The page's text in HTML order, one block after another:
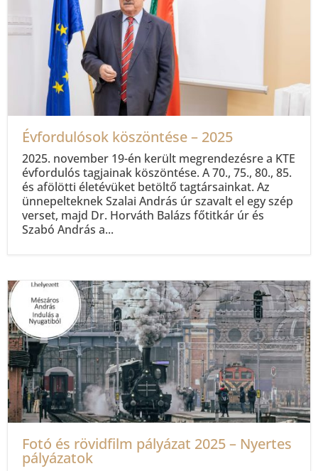
Évfordulósok köszöntése – 2025
2025. november 19-én került megrendezésre a KTE
évfordulós tagjainak köszöntése. A 70., 75., 80., 85.
és afölötti életévüket betöltő tagtársainkat. Az
ünnepelteknek Szalai András úr szavalt el egy szép
verset, majd Dr. Horváth Balázs főtitkár úr és
Szabó András a...
Fotó és rövidfilm pályázat 2025 – Nyertes
pályázatok